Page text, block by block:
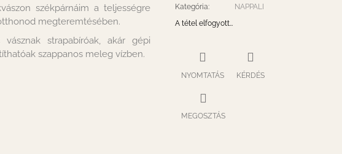
székpárnáim a teljességre
megteremtésében.
strapabíróak, akár gépi
szappanos meleg vízben.
Kategória:
NAPPALI
A tétel elfogyott…
NYOMTATÁS KÉRDÉS
MEGOSZTÁS